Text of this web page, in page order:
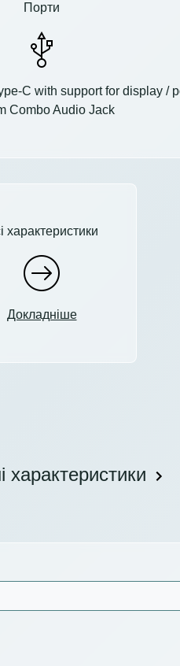
Порти
C with support for display /
Combo Audio Jack
характеристики
Докладніше
характеристики